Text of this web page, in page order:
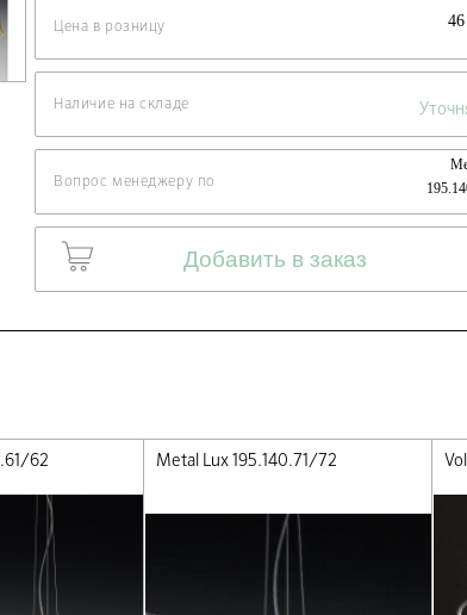
Цена в розницу
Наличие на складе
Вопрос менеджеру по
Добавить в заказ
62 Metal Lux 195.140.71/72